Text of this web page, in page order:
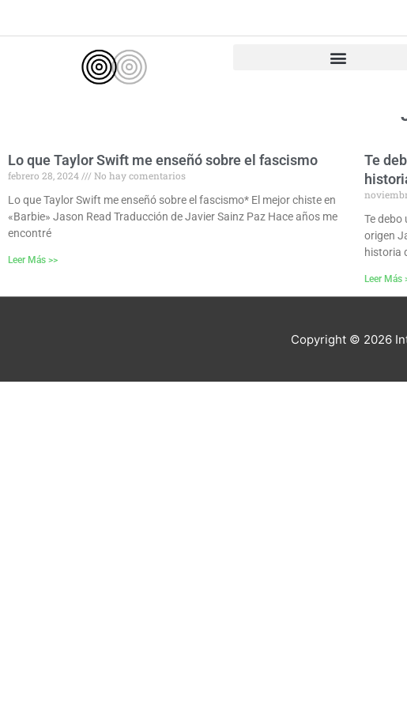
Lo que Taylor Swift me enseñó sobre el fascismo
febrero 28, 2024
No hay comentarios
Lo que Taylor Swift me enseñó sobre el fascismo* El mejor chiste en
«Barbie» Jason Read Traducción de Javier Sainz Paz Hace años me
encontré
Leer Más >>
Te
Te debo
origen
historia
Leer Más
Copyright © 2026